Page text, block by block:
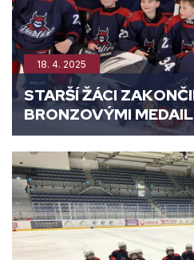
18. 4. 2025
STARŠÍ ŽÁCI
BRONZOVÝMI